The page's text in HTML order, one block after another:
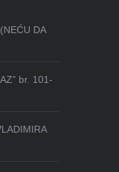
DA
br. 101-